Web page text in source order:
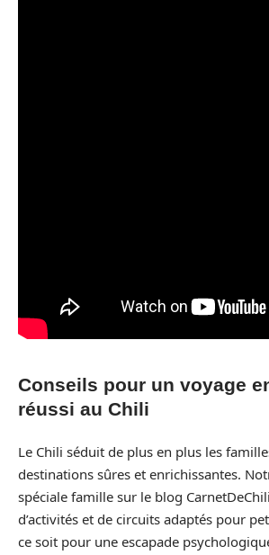
Conseils pour un voyage
réussi au Chili
Le Chili séduit de plus en plus les
destinations sûres et enrichissantes.
spéciale famille sur le blog
d’activités et de circuits adaptés pour
ce soit pour une escapade